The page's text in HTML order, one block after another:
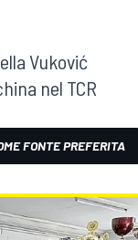
Vuković
nel TCR
FONTE PREFERITA